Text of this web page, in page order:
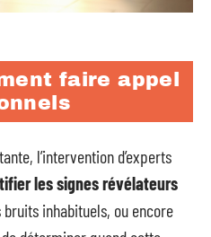
faire appel
l’intervention d’experts
les signes révélateurs
inhabituels, ou encore